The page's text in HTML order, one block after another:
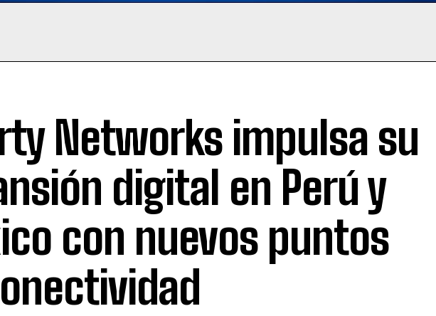
Networks impulsa su
digital en Perú y
con nuevos puntos